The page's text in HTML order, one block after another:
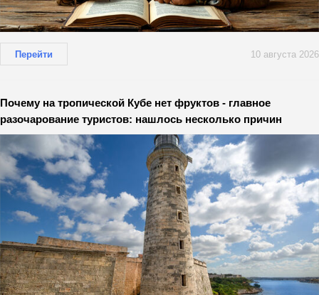
Перейти 10 августа 2026
Почему на тропической Кубе нет фруктов - главное
разочарование туристов: нашлось несколько причин